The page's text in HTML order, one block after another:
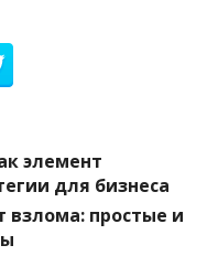
элемент
для бизнеса
простые и